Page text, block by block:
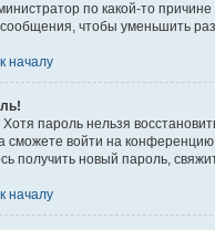
по какой-то
чтобы уменьшить
началу
Хотя пароль нельзя
сможете войти на
получить новый пароль,
началу